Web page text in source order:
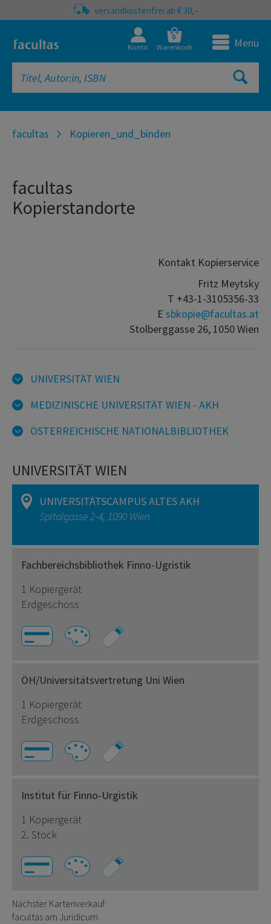
versandkostenfrei ab € 30,–
Konto
0
Warenkorb Menü
facultas Kopieren_und_binden
facultas
Kopierstandorte
Kontakt Kopierservice
Fritz Meytsky
T +43-1-3105356-33
E sbkopie@facultas.at
Stolberggasse 26, 1050 Wien
UNIVERSITÄT WIEN
MEDIZINISCHE UNIVERSITÄT WIEN - AKH
ÖSTERREICHISCHE NATIONALBIBLIOTHEK
UNIVERSITÄT WIEN
UNIVERSITÄTSCAMPUS ALTES AKH
Spitalgasse 2-4, 1090 Wien
Fachbereichsbibliothek Finno-Ugristik
1 Kopiergerät
Erdgeschoss
ÖH/Universitätsvertretung Uni Wien
1 Kopiergerät
Erdgeschoss
Institut für Finno-Urgistik
1 Kopiergerät
2. Stock
Nächster Kartenverkauf:
facultas am Juridicum